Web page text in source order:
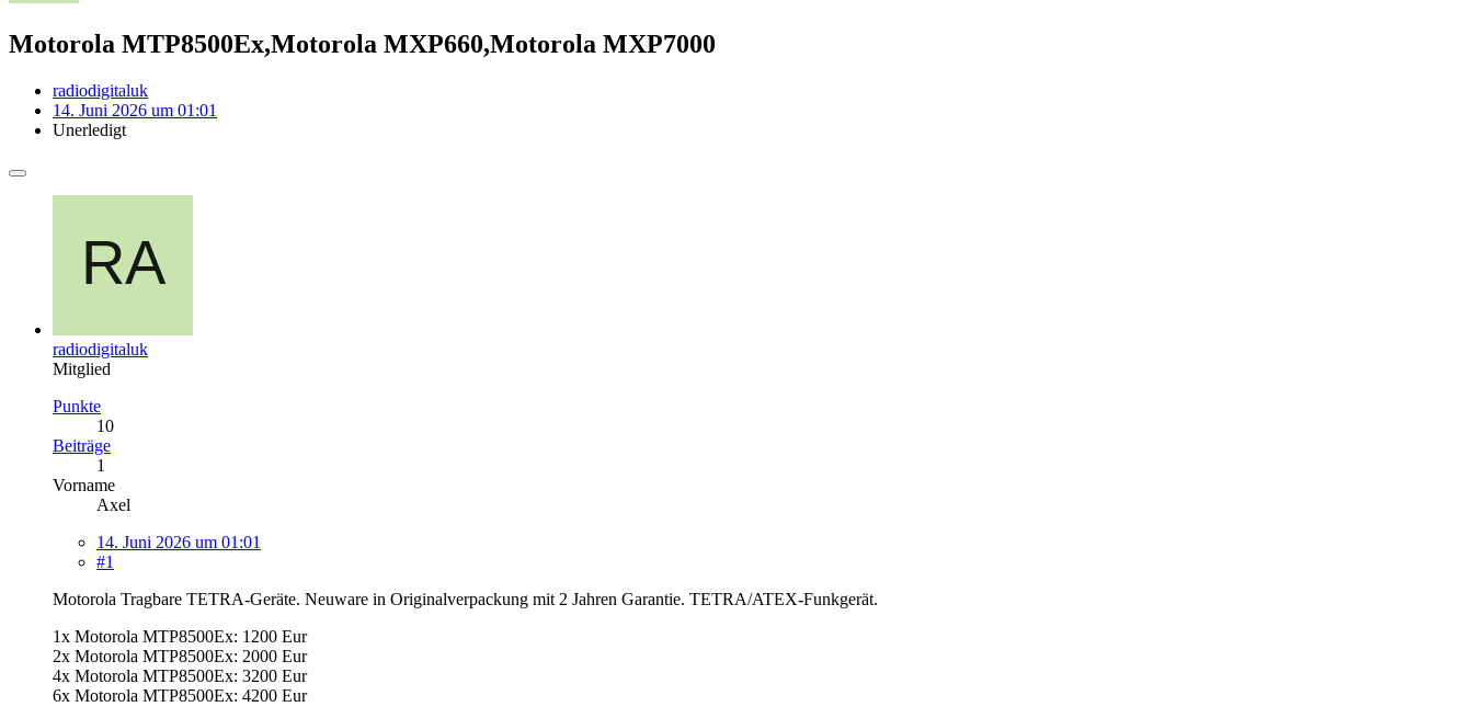
Motorola MTP8500Ex,Motorola MXP660,Motorola MXP7000
radiodigitaluk
14. Juni 2026 um 01:01
Unerledigt
radiodigitaluk
Mitglied
Punkte
10
Beiträge
1
Vorname
Axel
14. Juni 2026 um 01:01
#1
Motorola Tragbare TETRA-Geräte. Neuware in Originalverpackung mit 2 Jahren Garantie. TETRA/ATEX-Funkgerät.
1x Motorola MTP8500Ex: 1200 Eur
2x Motorola MTP8500Ex: 2000 Eur
4x Motorola MTP8500Ex: 3200 Eur
6x Motorola MTP8500Ex: 4200 Eur